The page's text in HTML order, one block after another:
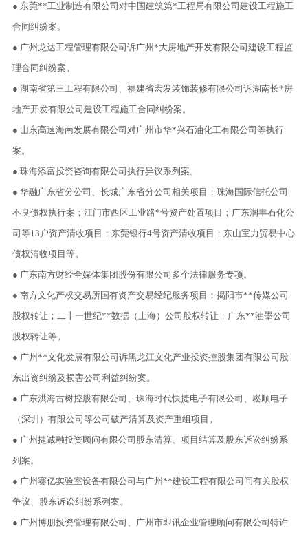
● 东莞**工业制造有限公司对中国建筑第*工程局有限公司建设工程施工
合同纠纷案。
● 广州龙达工程管理有限公司诉广州*大房地产开发有限公司建设工程监
理合同纠纷案。
● 湖南省第三工程有限公司、福建省宏发装饰装修有限公司诉湖南长*房
地产开发有限公司建设工程施工合同纠纷案。
● 山东高速海南发展有限公司对广州市华*兴石油化工有限公司等执行
案。
● 珠海添富投资咨询有限公司执行异议系列案。
● 华融广东省分公司、长城广东省分公司相关项目：珠海国际信托公司
不良债权执行案；江门市西区工业路*号资产处置项目；广东润丰石化公
司等13户资产清收项目；东莞银行4号资产清收项目；东山宝力贸易中心
债权清收项目等。
● 广东南方财经全媒体集团股份有限公司多个法律服务专项。
● 南方文化产权交易所国有资产交易经纪服务项目：揭阳市**传媒公司
股权转让；二十一世纪**数据（上海）公司股权转让；广东**油墨公司
股权转让等。
● 广州**文化发展有限公司诉黑龙江文化产业投资控股集团有限公司股
东出资纠纷及损害公司利益纠纷案。
● 广东洪海古树控股有限公司、珠海时代快捷电子有限公司、崧顺电子
（深圳）有限公司等公司破产清算及资产重组项目。
● 广州捷诚融投资顾问有限公司股东清算、项目结算及股东诉讼纠纷系
列案。
● 广州赛亿实验室设备有限公司与广州**建设工程有限公司间有关股权
争议、股东诉讼纠纷系列案。
● 广州博朋投资管理有限公司、广州市即讯企业管理顾问有限公司特许